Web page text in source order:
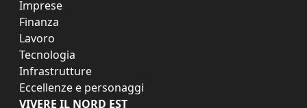
Imprese
Finanza
Lavoro
Tecnologia
Infrastrutture
Eccellenze e personaggi
VIVERE IL NORD EST